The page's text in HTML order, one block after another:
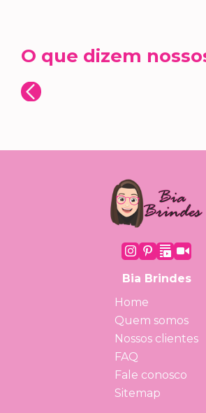
O que dizem
Bia Brindes
Home
Quem somos
Nossos clientes
FAQ
Fale conosco
Sitemap